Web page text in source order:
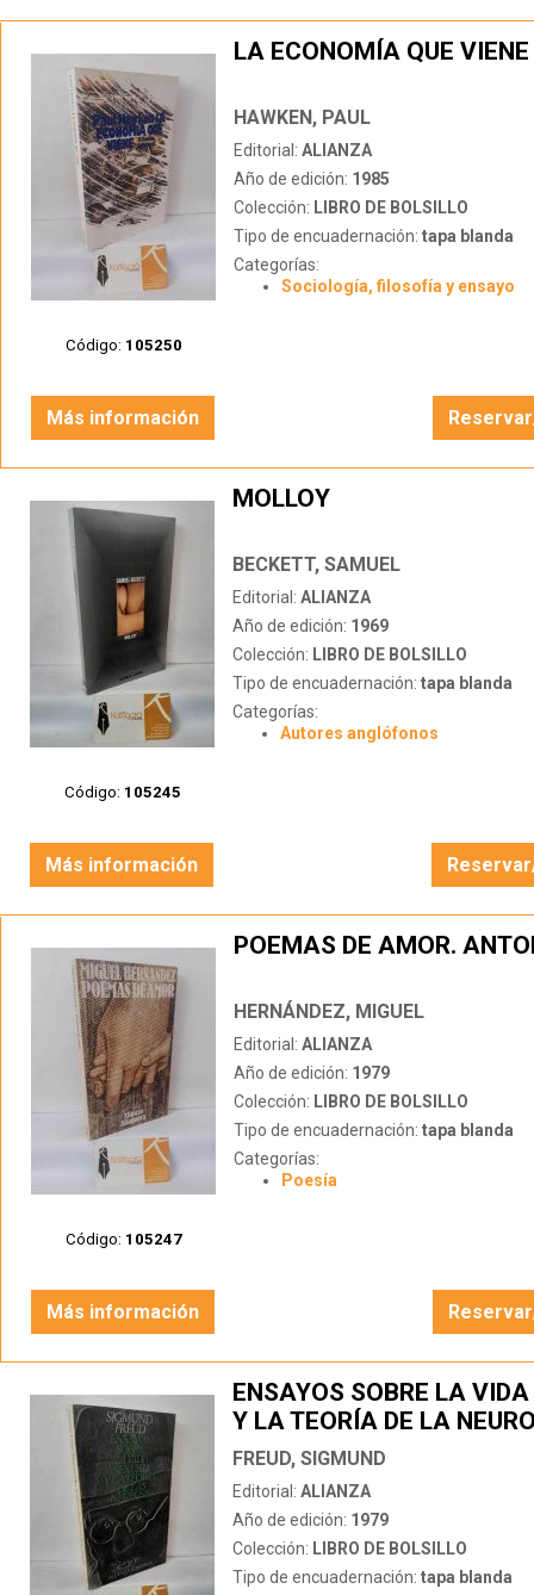
Código: 105250
LA ECONOMÍA QUE VIENE
HAWKEN, PAUL
Editorial: ALIANZA
Año de edición: 1985
Colección: LIBRO DE BOLSILLO
Tipo de encuadernación: tapa blanda
Categorías:
Sociología, filosofía y ensayo
Más información
Código: 105245
MOLLOY
BECKETT, SAMUEL
Editorial: ALIANZA
Año de edición: 1969
Colección: LIBRO DE BOLSILLO
Tipo de encuadernación: tapa blanda
Categorías:
Autores anglófonos
Más información
Código: 105247
POEMAS DE AMOR.
HERNÁNDEZ, MIGUEL
Editorial: ALIANZA
Año de edición: 1979
Colección: LIBRO DE BOLSILLO
Tipo de encuadernación: tapa blanda
Categorías:
Poesía
Más información
ENSAYOS SOBRE LA
Y LA TEORÍA DE LA
FREUD, SIGMUND
Editorial: ALIANZA
Año de edición: 1979
Colección: LIBRO DE BOLSILLO
Tipo de encuadernación: tapa blanda